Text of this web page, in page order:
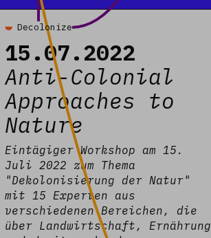
Decolonize
15.07.2022
Anti-Colonial
Approaches to
Nature
Eintägiger Workshop am 15.
Juli 2022 zum Thema
"Dekolonisierung der Natur"
mit 15 Experten aus
verschiedenen Bereichen, die
über Landwirtschaft, Ernährung
Read more